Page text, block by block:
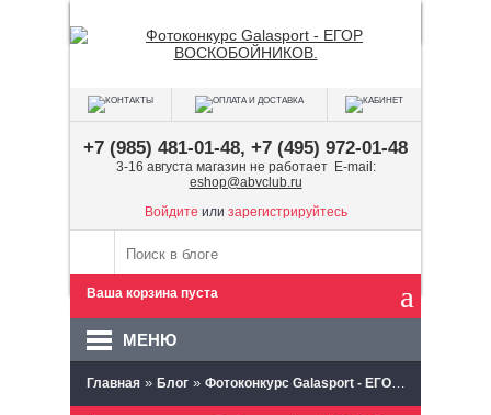
+7 (985) 481-01-48, +7 (495) 972-01-48
3-16 августа магазин не работает E-mail:
eshop@abvclub.ru
Войдите или зарегистрируйтесь
Ваша корзина пуста
МЕНЮ
Главная » Блог » Фотоконкурс Galasport - ЕГОР ВОСКОБОЙНИКОВ.